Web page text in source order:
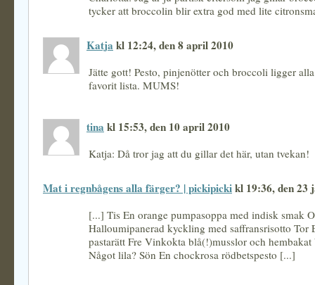
tycker att broccolin blir extra god med lite
Katja kl 12:24, den 8 april 2010
Jätte gott! Pesto, pinjenötter och broccoli ligger
favorit lista. MUMS!
tina kl 15:53, den 10 april 2010
Katja: Då tror jag att du gillar det här, utan tvekan!
Mat i regnbågens alla färger? | pickipickikl 19:36, den 23
[...] Tis En orange pumpasoppa med indisk smak
Halloumipanerad kyckling med saffransrisotto Tor
pastarätt Fre Vinkokta blå(!)musslor och
Något lila? Sön En chockrosa rödbetspesto [...]